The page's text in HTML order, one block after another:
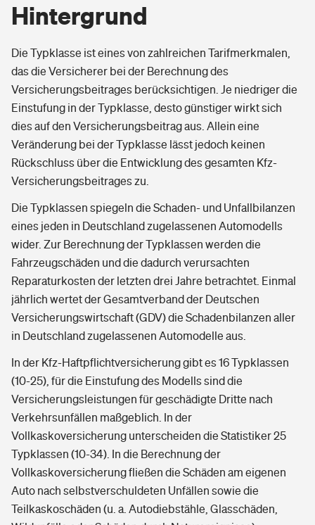
Hintergrund
Die Typklasse ist eines von zahlreichen Tarifmerkmalen,
das die Versicherer bei der Berechnung des
Versicherungsbeitrages berücksichtigen. Je niedriger die
Einstufung in der Typklasse, desto günstiger wirkt sich
dies auf den Versicherungsbeitrag aus. Allein eine
Veränderung bei der Typklasse lässt jedoch keinen
Rückschluss über die Entwicklung des gesamten Kfz-
Versicherungsbeitrages zu.
Die Typklassen spiegeln die Schaden- und Unfallbilanzen
eines jeden in Deutschland zugelassenen Automodells
wider. Zur Berechnung der Typklassen werden die
Fahrzeugschäden und die dadurch verursachten
Reparaturkosten der letzten drei Jahre betrachtet. Einmal
jährlich wertet der Gesamtverband der Deutschen
Versicherungswirtschaft (GDV) die Schadenbilanzen aller
in Deutschland zugelassenen Automodelle aus.
In der Kfz-Haftpflichtversicherung gibt es 16 Typklassen
(10-25), für die Einstufung des Modells sind die
Versicherungsleistungen für geschädigte Dritte nach
Verkehrsunfällen maßgeblich. In der
Vollkaskoversicherung unterscheiden die Statistiker 25
Typklassen (10-34). In die Berechnung der
Vollkaskoversicherung fließen die Schäden am eigenen
Auto nach selbstverschuldeten Unfällen sowie die
Teilkaskoschäden (u. a. Autodiebstähle, Glasschäden,